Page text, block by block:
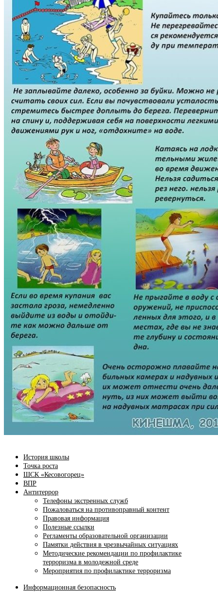
История школы
Точка роста
ШСК «Кесовогорец»
ВПР
Антитеррор
Телефоны экстренных служб
Пожаловаться на противоправный контент
Правовая информация
Полезные ссылки
Регламенты образовательной организации
Памятки действия в чрезвычайных ситуациях
Методические рекомендации по профилактике
терроризма в молодежной среде
Мероприятия по профилактике терроризма
Информационная безопасность